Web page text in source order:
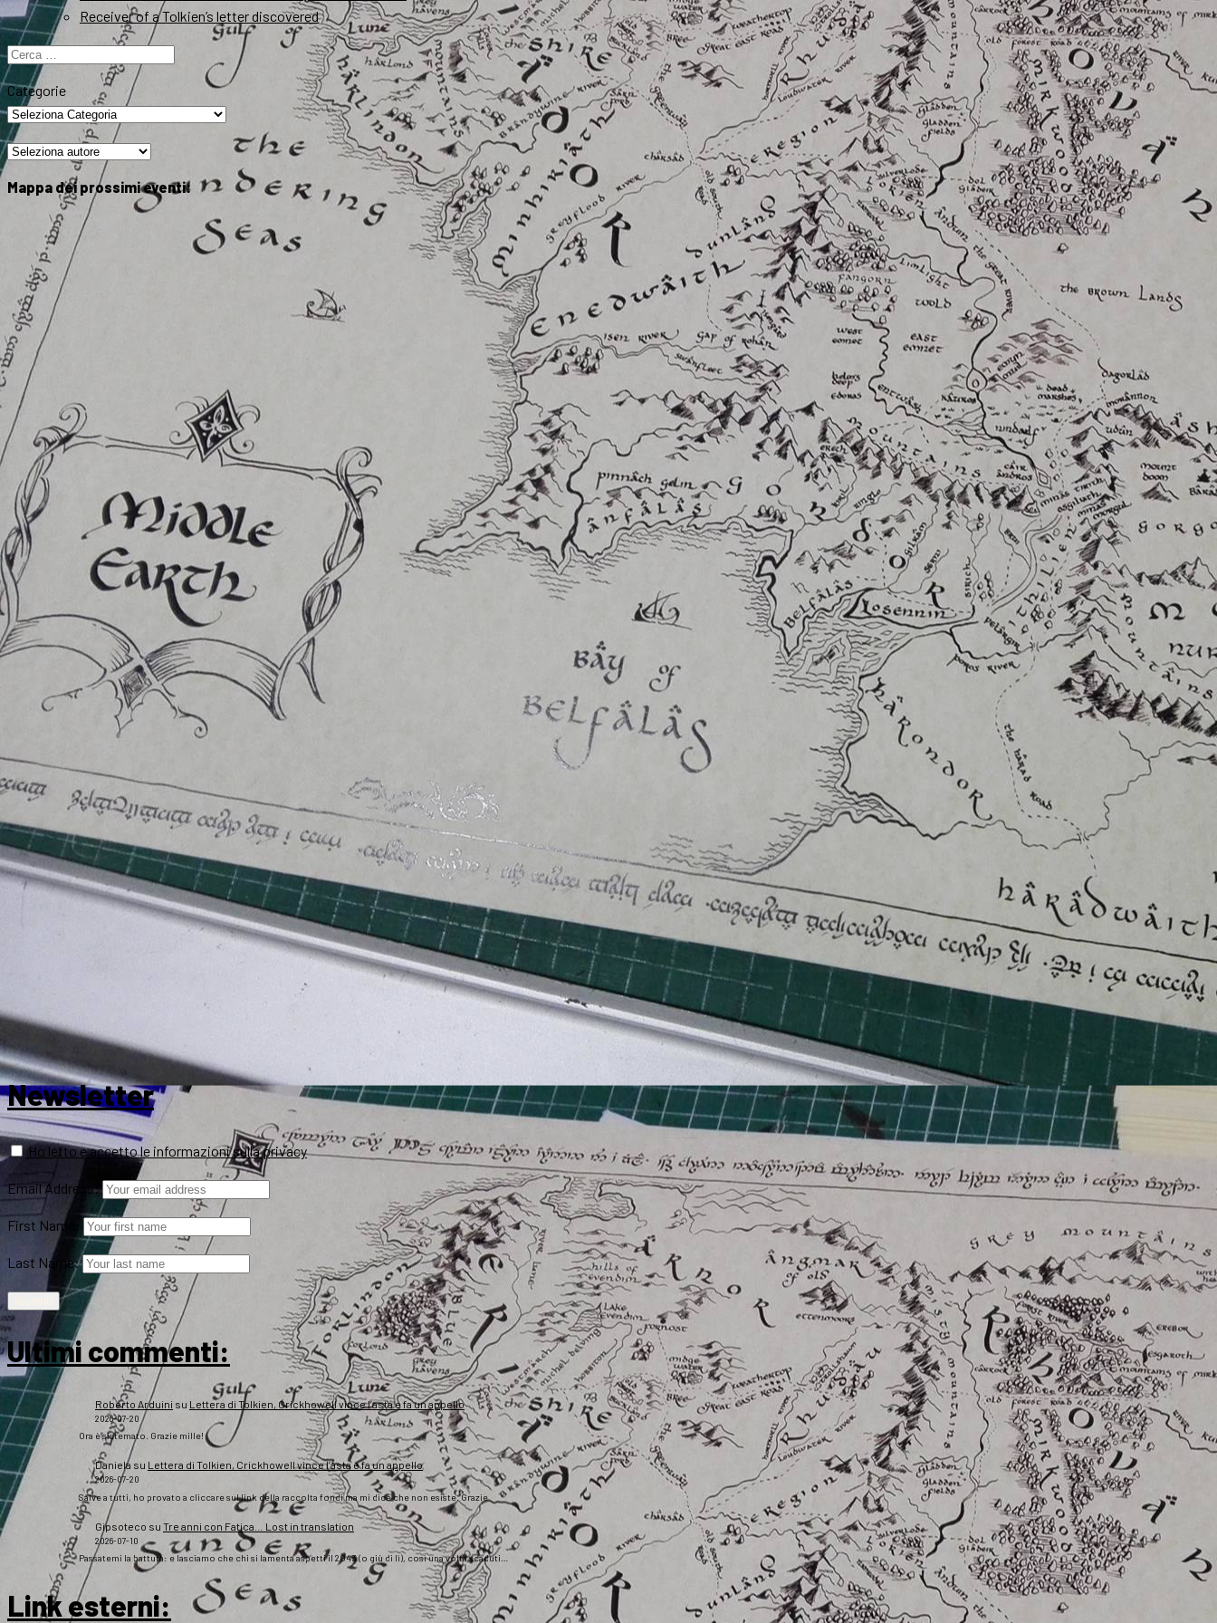
Receiver of a Tolkien’s letter discovered
Ricerca
per:
Categorie
Mappa dei prossimi eventi:
Newsletter
Ho letto e accetto le informazioni sulla privacy
Email Address:
First Name:
Last Name:
Ultimi commenti:
Roberto Arduini su Lettera di Tolkien, Crickhowell vince l’asta e fa un appello
2026-07-20
Ora è sistemato. Grazie mille!
Daniela su Lettera di Tolkien, Crickhowell vince l’asta e fa un appello
2026-07-20
Salve a tutti, ho provato a cliccare sul link della raccolta fondi ma mi dice che non esiste. Grazie
Gipsoteco su Tre anni con Fatica… Lost in translation
2026-07-10
Passatemi la battuta: e lasciamo che chi si lamenta aspetti il 2043 (o giù di lì), così una volta scaduti…
Link esterni: